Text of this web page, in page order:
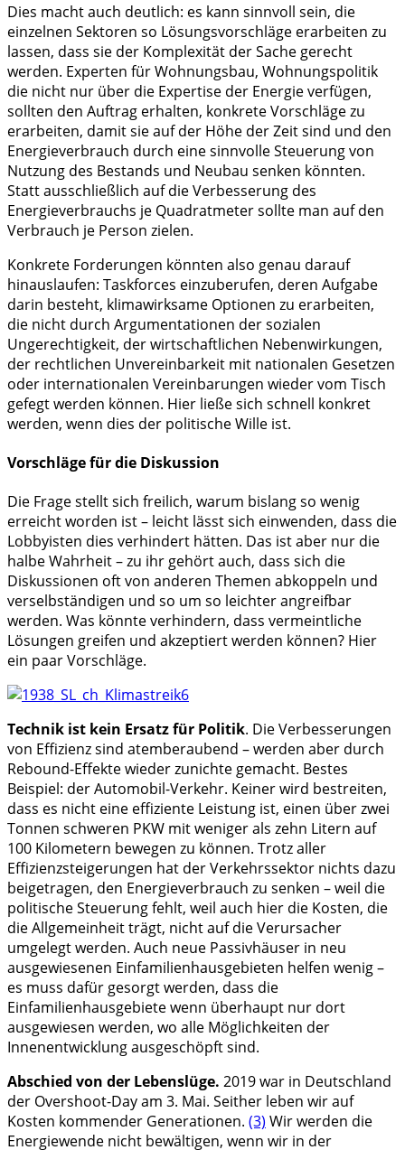
Dies macht auch deutlich: es kann sinnvoll sein, die
einzelnen Sektoren so Lösungsvorschläge erarbeiten zu
lassen, dass sie der Komplexität der Sache gerecht
werden. Experten für Wohnungsbau, Wohnungspolitik
die nicht nur über die Expertise der Energie verfügen,
sollten den Auftrag erhalten, konkrete Vorschläge zu
erarbeiten, damit sie auf der Höhe der Zeit sind und den
Energieverbrauch durch eine sinnvolle Steuerung von
Nutzung des Bestands und Neubau senken könnten.
Statt ausschließlich auf die Verbesserung des
Energieverbrauchs je Quadratmeter sollte man auf den
Verbrauch je Person zielen.
Konkrete Forderungen könnten also genau darauf
hinauslaufen: Taskforces einzuberufen, deren Aufgabe
darin besteht, klimawirksame Optionen zu erarbeiten,
die nicht durch Argumentationen der sozialen
Ungerechtigkeit, der wirtschaftlichen Nebenwirkungen,
der rechtlichen Unvereinbarkeit mit nationalen Gesetzen
oder internationalen Vereinbarungen wieder vom Tisch
gefegt werden können. Hier ließe sich schnell konkret
werden, wenn dies der politische Wille ist.
Vorschläge für die Diskussion
Die Frage stellt sich freilich, warum bislang so wenig
erreicht worden ist – leicht lässt sich einwenden, dass die
Lobbyisten dies verhindert hätten. Das ist aber nur die
halbe Wahrheit – zu ihr gehört auch, dass sich die
Diskussionen oft von anderen Themen abkoppeln und
verselbständigen und so um so leichter angreifbar
werden. Was könnte verhindern, dass vermeintliche
Lösungen greifen und akzeptiert werden können? Hier
ein paar Vorschläge.
Technik ist kein Ersatz für Politik. Die Verbesserungen
von Effizienz sind atemberaubend – werden aber durch
Rebound-Effekte wieder zunichte gemacht. Bestes
Beispiel: der Automobil-Verkehr. Keiner wird bestreiten,
dass es nicht eine effiziente Leistung ist, einen über zwei
Tonnen schweren PKW mit weniger als zehn Litern auf
100 Kilometern bewegen zu können. Trotz aller
Effizienzsteigerungen hat der Verkehrssektor nichts dazu
beigetragen, den Energieverbrauch zu senken – weil die
politische Steuerung fehlt, weil auch hier die Kosten, die
die Allgemeinheit trägt, nicht auf die Verursacher
umgelegt werden. Auch neue Passivhäuser in neu
ausgewiesenen Einfamilienhausgebieten helfen wenig –
es muss dafür gesorgt werden, dass die
Einfamilienhausgebiete wenn überhaupt nur dort
ausgewiesen werden, wo alle Möglichkeiten der
Innenentwicklung ausgeschöpft sind.
Abschied von der Lebenslüge. 2019 war in Deutschland
der Overshoot-Day am 3. Mai. Seither leben wir auf
Kosten kommender Generationen. (3) Wir werden die
Energiewende nicht bewältigen, wenn wir in der